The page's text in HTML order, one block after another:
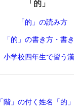
「的」
「的」の読み方
「的」の書き方・書
小学校四年生で習う
「階」の付く姓名 「的